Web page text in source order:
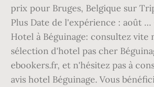
prix pour Bruges, Belgique sur
Plus Date de l'expérience : août …
Hotel à Béguinage: consultez vite
sélection d'hotel pas cher
ebookers.fr, et n'hésitez pas à
avis hotel Béguinage. Vous